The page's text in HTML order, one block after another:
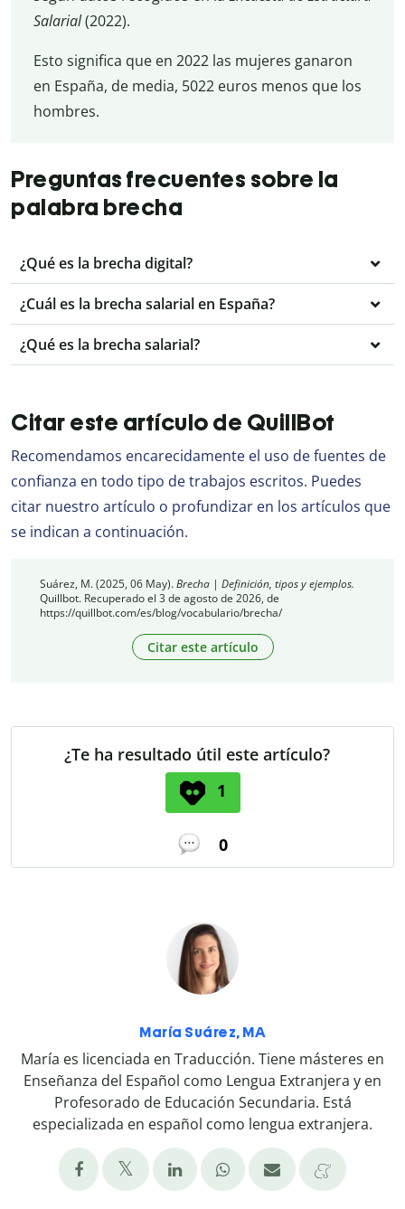
Salarial(2022).
Esto significa que en 2022 las mujeres ganaron
en España, de media, 5022 euros menos que los
hombres.
Preguntas frecuentes sobre la
palabra brecha
¿Qué es la brecha digital?
¿Cuál es la brecha salarial en España?
¿Qué es la brecha salarial?
Citar este artículo de QuillBot
Recomendamos encarecidamente el uso de fuentes de
confianza en todo tipo de trabajos escritos. Puedes
citar nuestro artículo o profundizar en los artículos que
se indican a continuación.
Suárez, M. (2025, 06 May).Brecha | Definición, tipos y ejemplos.
Quillbot. Recuperado el 3 de agosto de 2026, de
https://quillbot.com/es/blog/vocabulario/brecha/
Citar este artículo
¿Te ha resultado útil este artículo?
1
0
María Suárez, MA
María es licenciada en Traducción. Tiene másteres en
Enseñanza del Español como Lengua Extranjera y en
Profesorado de Educación Secundaria. Está
especializada en español como lengua extranjera.